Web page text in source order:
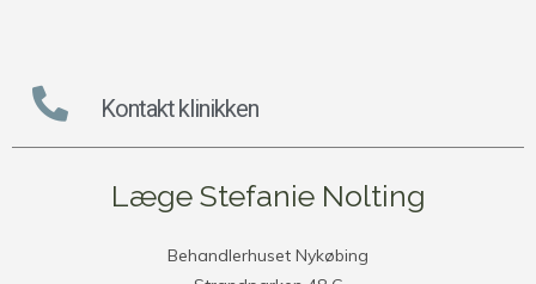
Kontakt klinikken
Læge Stefanie Nolting
Behandlerhuset Nykøbing